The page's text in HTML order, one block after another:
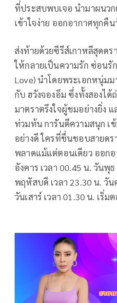
ที่ประสบพบเจอ นำมาผนว
เข้าใจง่าย ออกอากาศทุกคื
ส่งท้ายด้วยซีรีส์เกาหลีสุดด
ให้กลายเป็นความรัก ซ่อนรั
Love) นำโดยพระเอกหนุ่ม
กับ ฮวังจองอึม ซึ่งทั้งสองได้
มาตราตรึงใจผู้ชมอย่างยิ่ง
ท่วมท้น การันตีความสนุก เ
อย่างดี ใครที่ชื่นชอบสายด
พลาดแม้แต่ตอนเดียว ออก
อังคาร เวลา 00.45 น. วันพุ
พฤหัสบดี เวลา 23.30 น. วัน
วันเสาร์ เวลา 01.30 น. เริ่